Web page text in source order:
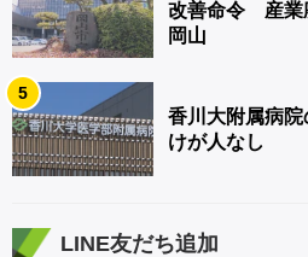
改善命令 産業
岡山
5
香川大附属病
けが人なし
LINE友だち追加